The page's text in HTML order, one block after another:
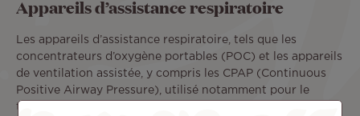
Appareils d’assistance respiratoire
Les appareils d’assistance respiratoire, tels que les
concentrateurs d’oxygène portables (POC) et les appareils
de ventilation assistée, y compris les CPAP (Continuous
Positive Airway Pressure), utilisé notamment pour le
traitement de l’apnée du sommeil, sont autorisés en